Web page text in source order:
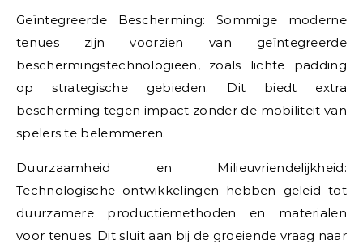
Geïntegreerde Bescherming: Sommige moderne
tenues zijn voorzien van geïntegreerde
beschermingstechnologieën, zoals lichte padding
op strategische gebieden. Dit biedt extra
bescherming tegen impact zonder de mobiliteit van
spelers te belemmeren.
Duurzaamheid en Milieuvriendelijkheid:
Technologische ontwikkelingen hebben geleid tot
duurzamere productiemethoden en materialen
voor tenues. Dit sluit aan bij de groeiende vraag naar